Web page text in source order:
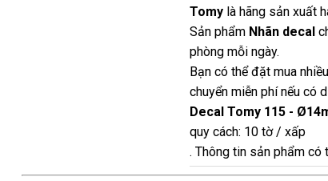
Tomylà hãng sản xuất
Sản phẩm Nhãn decal
phòng mỗi ngày.
Bạn có thể đặt mua
chuyển miễn phí nếu có
Decal Tomy 115 -
quy cách: 10 tờ / xấp
. Thông tin sản phẩm có